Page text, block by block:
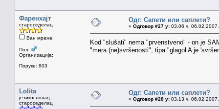
Фаренхајт
староседелац
Ван мреже
Пол:
Организација:
Поруке: 803
Одг: Сапети или саплети?
« Одговор #27 у: 03.06 ч.
Kod "slušati" nema "prvenstveno" - on je
"mera (ne)svršenosti", tipa "glagol A je
Lolita
језикословац
староседелац
Одг: Сапети или саплети?
« Одговор #28 у: 03.13 ч.